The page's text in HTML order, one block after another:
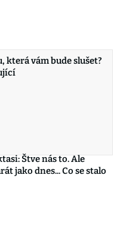
která vám bude slušet?
Štve nás to. Ale
jako dnes... Co se stalo